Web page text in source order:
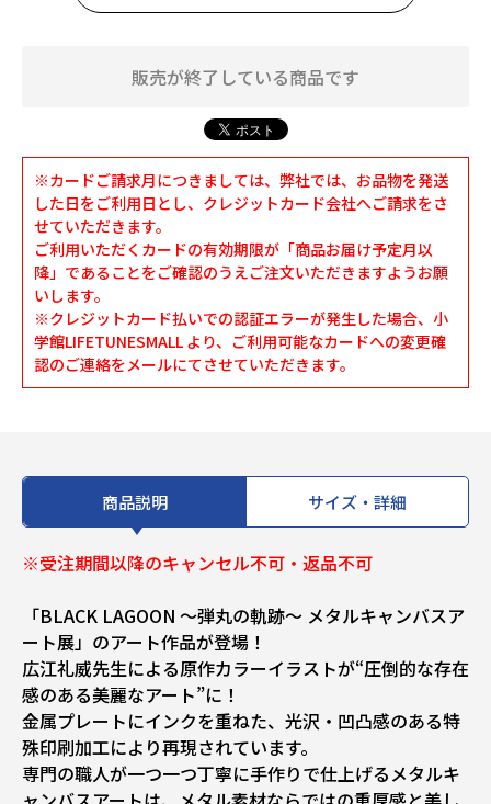
販売が終了している商品です
※カードご請求月につきましては、弊社では、お品物を発送
した日をご利用日とし、クレジットカード会社へご請求をさ
せていただきます。
ご利用いただくカードの有効期限が「商品お届け予定月以
降」であることをご確認のうえご注文いただきますようお願
いします。
※クレジットカード払いでの認証エラーが発生した場合、小
学館LIFETUNESMALL より、ご利用可能なカードへの変更確
認のご連絡をメールにてさせていただきます。
商品説明 サイズ・詳細
※受注期間以降のキャンセル不可・返品不可
「BLACK LAGOON ～弾丸の軌跡～ メタルキャンバスア
ート展」のアート作品が登場！
広江礼威先生による原作カラーイラストが“圧倒的な存在
感のある美麗なアート”に！
金属プレートにインクを重ねた、光沢・凹凸感のある特
殊印刷加工により再現されています。
専門の職人が一つ一つ丁寧に手作りで仕上げるメタルキ